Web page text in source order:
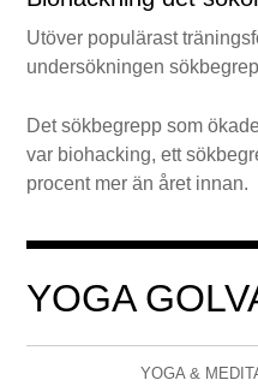
Utöver populärast
undersökningen
Det sökbegrepp som
var biohacking, ett
procent mer än året innan.
YOGA
YOGA &